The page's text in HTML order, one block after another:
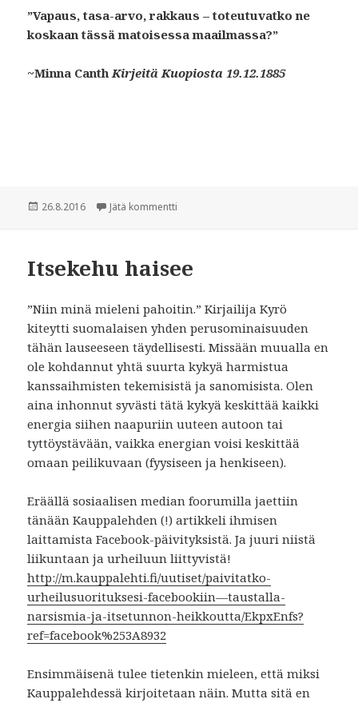
”Vapaus, tasa-arvo, rakkaus – toteutuvatko ne
koskaan tässä matoisessa maailmassa?”
~Minna Canth Kirjeitä Kuopiosta 19.12.1885
Julkaistu
26.8.2016 Jätä kommentti
Itsekehu haisee
”Niin minä mieleni pahoitin.” Kirjailija Kyrö
kiteytti suomalaisen yhden perusominaisuuden
tähän lauseeseen täydellisesti. Missään muualla en
ole kohdannut yhtä suurta kykyä harmistua
kanssaihmisten tekemisistä ja sanomisista. Olen
aina inhonnut syvästi tätä kykyä keskittää kaikki
energia siihen naapuriin uuteen autoon tai
tyttöystävään, vaikka energian voisi keskittää
omaan peilikuvaan (fyysiseen ja henkiseen).
Eräällä sosiaalisen median foorumilla jaettiin
tänään Kauppalehden (!) artikkeli ihmisen
laittamista Facebook-päivityksistä. Ja juuri niistä
liikuntaan ja urheiluun liittyvistä!
http://m.kauppalehti.fi/uutiset/paivitatko-
urheilusuorituksesi-facebookiin—taustalla-
narsismia-ja-itsetunnon-heikkoutta/EkpxEnfs?
ref=facebook%253A8932
Ensimmäisenä tulee tietenkin mieleen, että miksi
Kauppalehdessä kirjoitetaan näin. Mutta sitä en